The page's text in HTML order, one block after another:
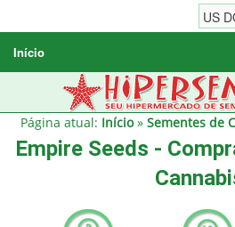
Início
Sementes de Cannabis
Sementes Diversas
Informações / FAQ
Página atual: Início» Sementes de
Empire Seeds -